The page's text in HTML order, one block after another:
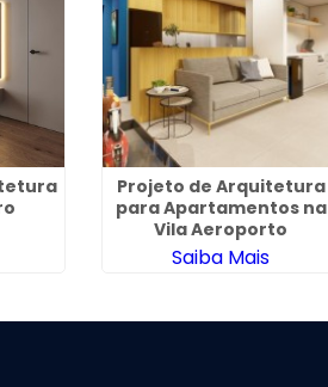
Projeto de Arquitetura
para Apartamentos na
Vila Aeroporto
Saiba Mais